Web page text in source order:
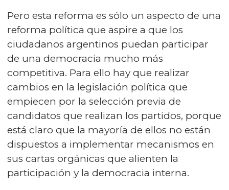
Pero esta reforma es sólo un aspecto de una
reforma política que aspire a que los
ciudadanos argentinos puedan participar
de una democracia mucho más
competitiva. Para ello hay que realizar
cambios en la legislación política que
empiecen por la selección previa de
candidatos que realizan los partidos, porque
está claro que la mayoría de ellos no están
dispuestos a implementar mecanismos en
sus cartas orgánicas que alienten la
participación y la democracia interna.